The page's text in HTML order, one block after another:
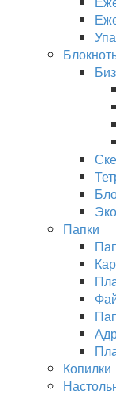
Папки
Копилки